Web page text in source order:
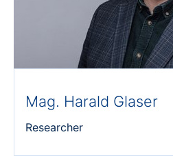
Mag. Harald Glaser
Researcher